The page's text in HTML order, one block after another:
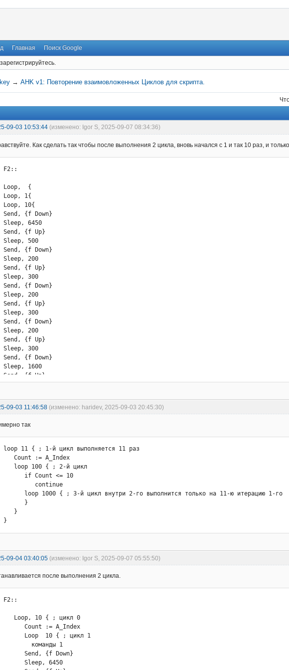
Главная Поиск Google
→ AHK v1: Повторение взаимовложенных Циклов для скрипта.
09-03 10:53:44 (изменено: Igor S, 2025-09-07 08:34:36)
Как сделать так чтобы после выполнения 2 цикла, вновь начался с 1 и так 10 раз, и
F2::
Loop,  {
Loop, 1{
Loop, 10{
Send, {f Down}
Sleep, 6450
Send, {f Up}
Sleep, 500
Send, {f Down}
Sleep, 200
Send, {f Up}
Sleep, 300
Send, {f Down}
Sleep, 200
Send, {f Up}
Sleep, 300
Send, {f Down}
Sleep, 200
Send, {f Up}
Sleep, 300
Send, {f Down}
Sleep, 1600
Send, {f Up}
Sleep, 500
Send, {f Up}
Send, {f Down}
Sleep, 200
Send, {f Up}
Sleep, 300
Send, {f Down}
Sleep, 200
Send, {f Up}
Sleep, 300
Send, {f Down}
Sleep, 1600
Sleep, 200
Send, {f Up}
Sleep, 300
Send, {f Up}
Send, {f Down}
Sleep, 200
Send, {f Up}
Sleep, 300
Send, {f Down}
09-03 11:46:58 (изменено: haridev, 2025-09-03 20:45:30)
так
loop 11 { ; 1-й цикл выполняется 11 раз
   Count := A_Index
   loop 100 { ; 2-й цикл
      if Count <= 10
         continue
      loop 1000 { ; 3-й цикл внутри 2-го выполнится только на 11-ю итерацию 1-го
      }
   }
}
09-04 03:40:05 (изменено: Igor S, 2025-09-07 05:55:50)
после выполнения 2 цикла.
F2::
   Loop, 10 { ; цикл 0
      Count := A_Index
      Loop  10 { ; цикл 1
        команды 1
      Send, {f Down}
      Sleep, 6450